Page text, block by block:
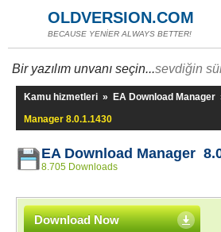
OLDVERSION.COM
BECAUSE YENİER ALWAYS BETTER!
Bir yazılım unvanı seçin...sevdiğin
Kamu hizmetleri » EA Download Manager
Manager 8.0.1.1430
EA Download Manager
8.705 Downloads
Download Now